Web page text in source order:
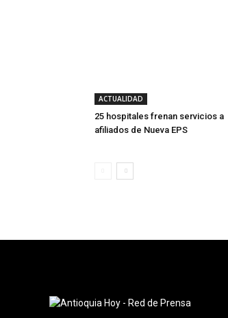
ACTUALIDAD
25 hospitales frenan servicios a
afiliados de Nueva EPS